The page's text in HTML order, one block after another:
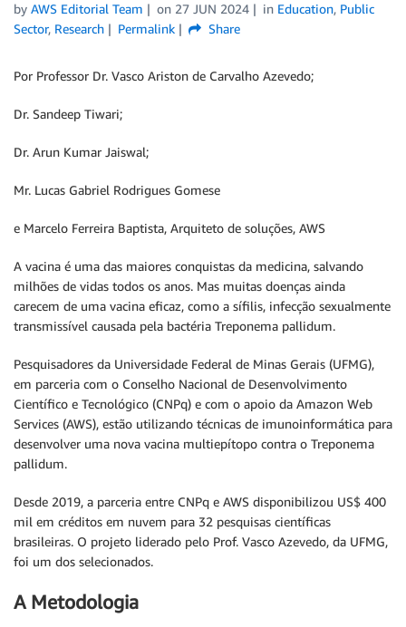
by AWS Editorial Team on 27 JUN 2024 in Education, Public
Sector, Research Permalink Share
Por Professor Dr. Vasco Ariston de Carvalho Azevedo;
Dr. Sandeep Tiwari;
Dr. Arun Kumar Jaiswal;
Mr. Lucas Gabriel Rodrigues Gomese
e Marcelo Ferreira Baptista, Arquiteto de soluções, AWS
A vacina é uma das maiores conquistas da medicina, salvando
milhões de vidas todos os anos. Mas muitas doenças ainda
carecem de uma vacina eficaz, como a sífilis, infecção sexualmente
transmissível causada pela bactéria Treponema pallidum.
Pesquisadores da Universidade Federal de Minas Gerais (UFMG),
em parceria com o Conselho Nacional de Desenvolvimento
Científico e Tecnológico (CNPq) e com o apoio da Amazon Web
Services (AWS), estão utilizando técnicas de imunoinformática para
desenvolver uma nova vacina multiepítopo contra o Treponema
pallidum.
Desde 2019, a parceria entre CNPq e AWS disponibilizou US$ 400
mil em créditos em nuvem para 32 pesquisas científicas
brasileiras. O projeto liderado pelo Prof. Vasco Azevedo, da UFMG,
foi um dos selecionados.
A Metodologia